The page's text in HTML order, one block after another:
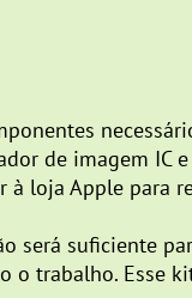
de imagem IC
à loja Apple para
será suficiente
o trabalho. Esse